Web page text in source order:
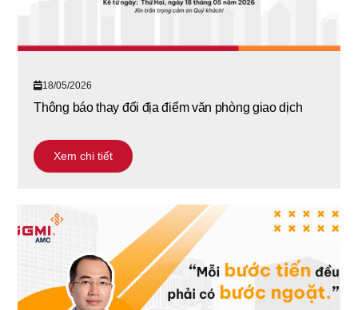
18/05/2026
Thông báo thay đổi địa điểm văn phòng giao dịch
Xem chi tiết